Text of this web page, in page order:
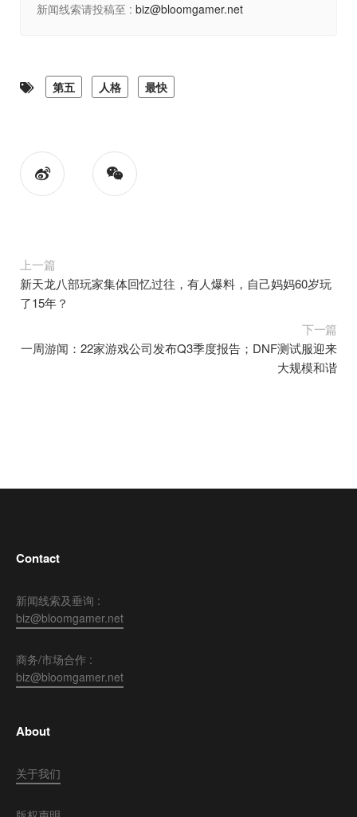
新闻线索请投稿至 : biz@bloomgamer.net
第五 人格 最快
上一篇
新天龙八部玩家集体回忆过往，有人爆料，自己妈妈60岁玩
了15年？
下一篇
一周游闻：22家游戏公司发布Q3季度报告；DNF测试服迎来
大规模和谐
Contact
新闻线索及垂询 :
biz@bloomgamer.net
商务/市场合作 :
biz@bloomgamer.net
About
关于我们